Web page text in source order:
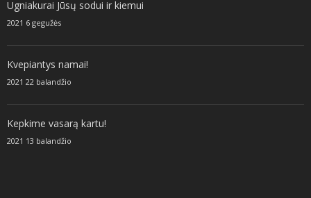
Ugniakurai Jūsų sodui ir kiemui
2021 6 gegužės
Kvepiantys namai!
2021 22 balandžio
Kepkime vasarą kartu!
2021 13 balandžio